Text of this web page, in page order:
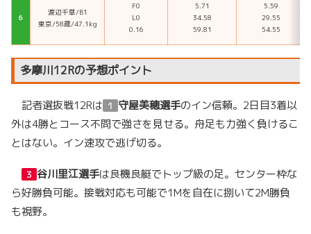
６
渡辺千草/B1
東京/58歳/47.1kg
F0
L0
0.16
5.71
34.58
59.81
5.59
29.55
54.55
多摩川12Rの予想ポイント
記者選抜戦12Rは １ 守屋美穂選手のイン信頼。2日目3着以
外は4勝とコース不問で強さを見せる。舟足も力強く負けるこ
とはない。イン速攻で逃げ切る。
３ 谷川里江選手は良機良艇でトップ級の足。センター枠な
ら好勝負可能。接戦対応も可能で1Mを自在に捌いて2M勝負
も視野。